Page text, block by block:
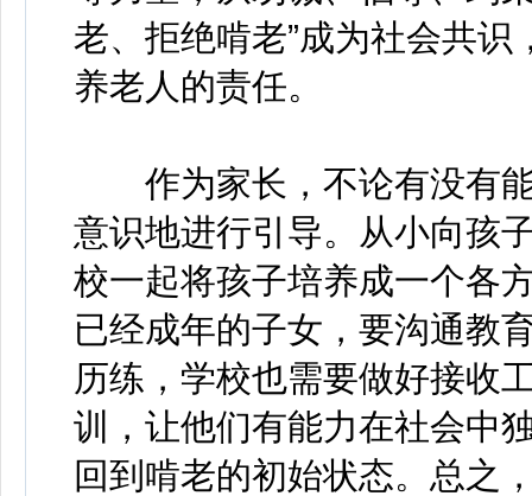
老、拒绝啃老”成为社会共
养老人的责任。
作为家长，不论有没有能
意识地进行引导。从小向孩
校一起将孩子培养成一个各
已经成年的子女，要沟通教
历练，学校也需要做好接收
训，让他们有能力在社会中
回到啃老的初始状态。总之